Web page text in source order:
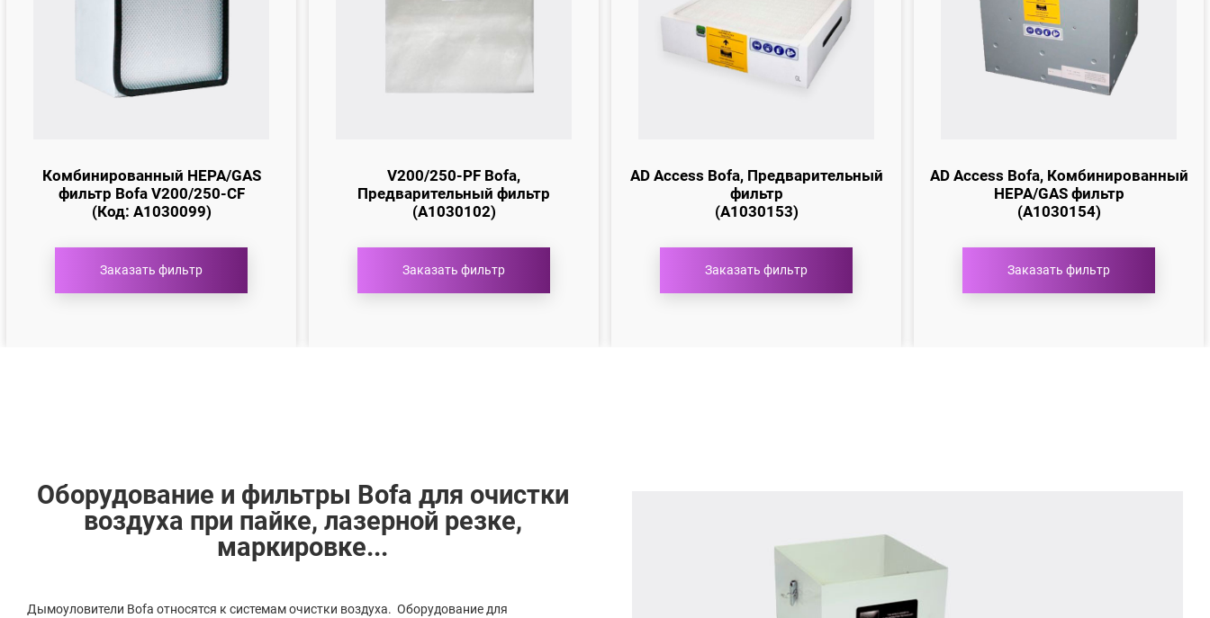
Комбинированный HEPA/GAS
фильтр Bofa V200/250-CF
(Код: A1030099)
Заказать фильтр
V200/250-PF Bofa,
Предварительный фильтр
(A1030102)
Заказать фильтр
AD Access Bofa, Предварительный
фильтр
(A1030153)
Заказать фильтр
AD Access Bofa, Комбинированный
HEPA/GAS фильтр
(A1030154)
Заказать фильтр
Оборудование и фильтры Bofa для очистки
воздуха при пайке, лазерной резке,
маркировке...
Дымоуловители Bofa относятся к системам очистки воздуха. Оборудование для